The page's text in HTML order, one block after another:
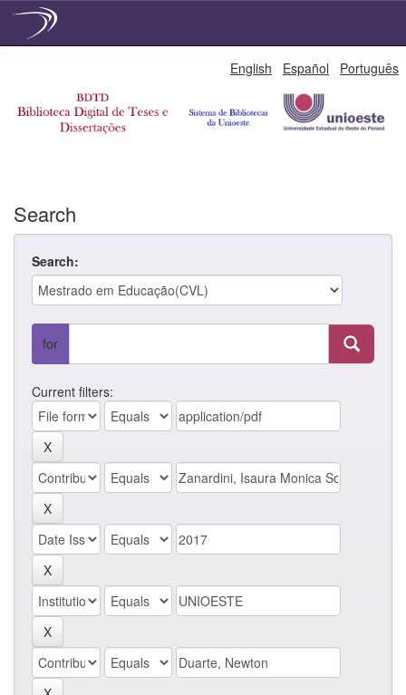
English Español Português
Search
Search:
for
Current filters: